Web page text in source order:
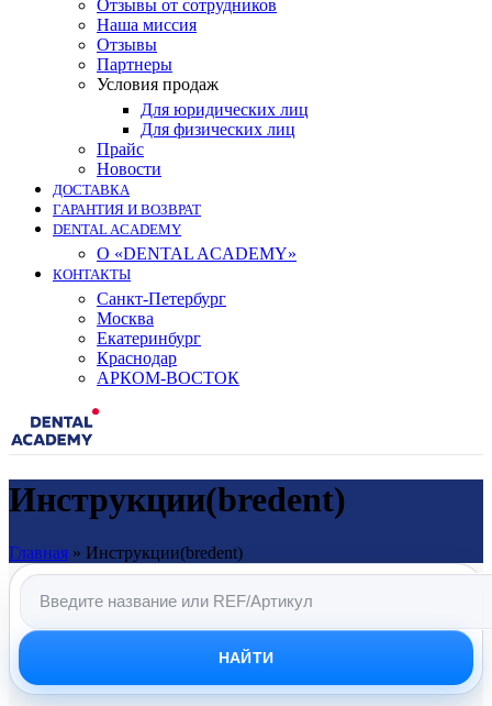
Отзывы от сотрудников
Наша миссия
Отзывы
Партнеры
Условия продаж
Для юридических лиц
Для физических лиц
Прайс
Новости
ДОСТАВКА
ГАРАНТИЯ И ВОЗВРАТ
DENTAL ACADEMY
О «DENTAL ACADEMY»
КОНТАКТЫ
Санкт-Петербург
Москва
Екатеринбург
Краснодар
АРКОМ-ВОСТОК
Инструкции(bredent)
Главная » Инструкции(bredent)
НАЙТИ